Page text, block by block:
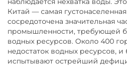
Китай — самая
сосредоточена значительная
промышленности, требующей
водных ресурсов. Около 400
недостаток водных ресурсов, и
испытывают острейший